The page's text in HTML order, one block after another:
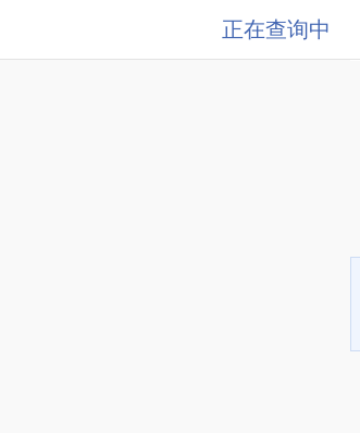
正在查询中